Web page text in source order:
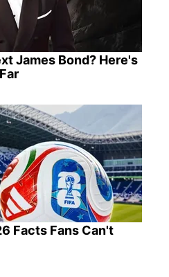
James Bond? Here's
Facts Fans Can't